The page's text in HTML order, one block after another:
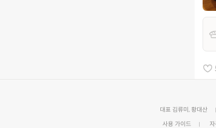
대표 김류미, 황대산
사용 가이드